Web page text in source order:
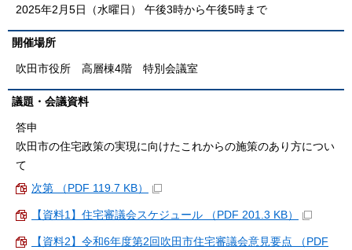
2025年2月5日（水曜日） 午後3時から午後5時まで
開催場所
吹田市役所 高層棟4階 特別会議室
議題・会議資料
答申
吹田市の住宅政策の実現に向けたこれからの施策のあり方につい
て
次第 （PDF 119.7 KB）
【資料1】住宅審議会スケジュール （PDF 201.3 KB）
【資料2】令和6年度第2回吹田市住宅審議会意見要点 （PDF